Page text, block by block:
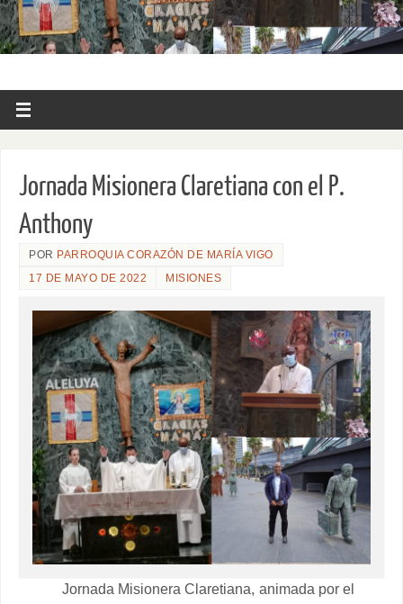
Jornada Misionera Claretiana con el P.
Anthony
POR PARROQUIA CORAZÓN DE MARÍA VIGO
17 DE MAYO DE 2022
MISIONES
Jornada Misionera Claretiana, animada por el